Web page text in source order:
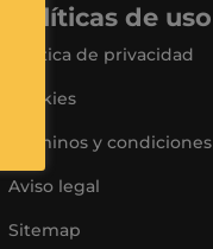
Políticas de uso
Política de privacidad
Cookies
Términos y condiciones
Aviso legal
Sitemap